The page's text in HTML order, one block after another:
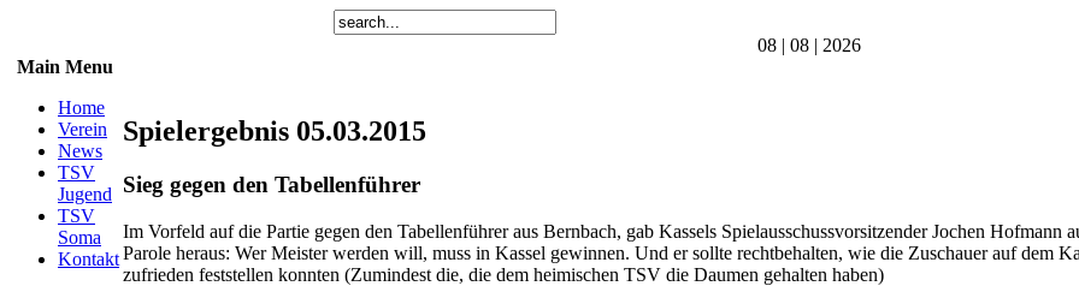
08 | 08 | 2026
Main Menu
Home
Verein
News
TSV
Jugend
TSV
Soma
Kontakt
Spielergebnis 05.03.2015
Sieg gegen den Tabellenführer
Im Vorfeld auf die Partie gegen den Tabellenführer aus Bernbach, gab Kassels Spielausschussvorsitzender Jochen Hofmann
Parole heraus: Wer Meister werden will, muss in Kassel gewinnen. Und er sollte rechtbehalten, wie die Zuschauer auf dem
zufrieden feststellen konnten (Zumindest die, die dem heimischen TSV die Daumen gehalten haben)